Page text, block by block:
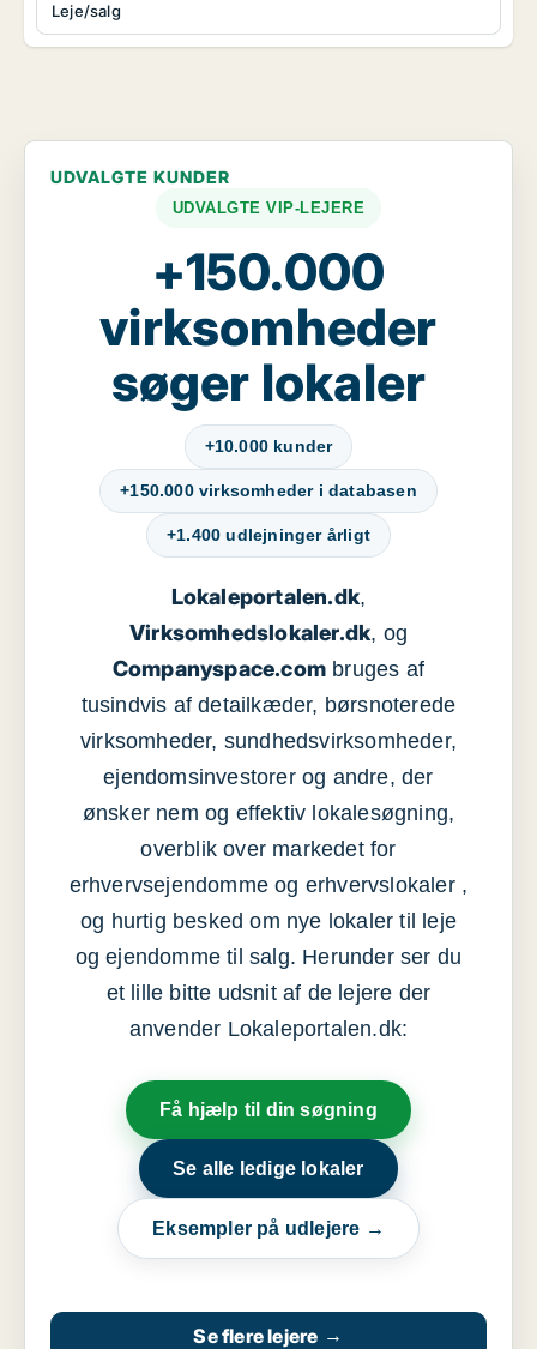
Leje/salg
UDVALGTE KUNDER
UDVALGTE VIP-LEJERE
+150.000
virksomheder
søger lokaler
+10.000 kunder
+150.000 virksomheder i databasen
+1.400 udlejninger årligt
Lokaleportalen.dk,
Virksomhedslokaler.dk, og
Companyspace.com bruges af
tusindvis af detailkæder, børsnoterede
virksomheder, sundhedsvirksomheder,
ejendomsinvestorer og andre, der
ønsker nem og effektiv lokalesøgning,
overblik over markedet for
erhvervsejendomme og erhvervslokaler ,
og hurtig besked om nye lokaler til leje
og ejendomme til salg. Herunder ser du
et lille bitte udsnit af de lejere der
anvender Lokaleportalen.dk:
Få hjælp til din søgning
Se alle ledige lokaler
Eksempler på udlejere →
Se flere lejere →